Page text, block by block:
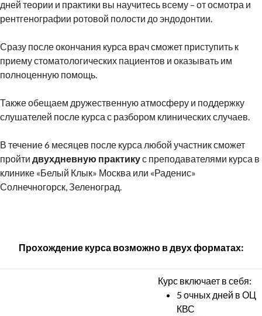
дней теории и практики вы научитесь всему – от осмотра и
рентгенографии ротовой полости до эндодонтии.
Сразу после окончания курса врач сможет приступить к
приему стоматологических пациентов и оказывать им
полноценную помощь.
Также обещаем дружественную атмосферу и поддержку
слушателей после курса с разбором клинических случаев.
В течение 6 месяцев после курса любой участник сможет
пройти двухдневную практикус преподавателями курса в
клинике «Белый Клык» Москва или «Раденис»
Солнечногорск, Зеленоград.
Прохождение курса возможно в двух форматах:
Курс включает в себя:
5 очных дней в ОЦ
КВС